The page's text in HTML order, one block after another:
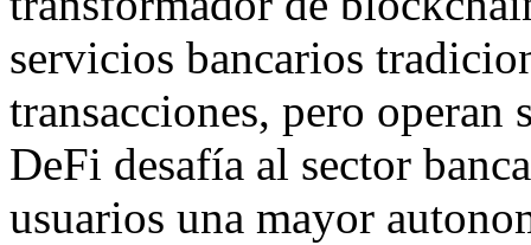
servicios bancarios
transacciones, pero
DeFi desafía al sector
usuarios una mayor